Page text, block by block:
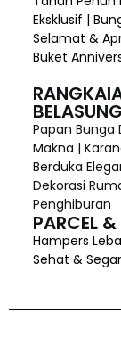
Eksklusif |
Selamat &
Buket
Papan Bunga
Makna |
Berduka
Dekorasi
Penghiburan
PARCEL &
Hampers
Sehat &